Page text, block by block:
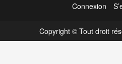
Connexion
Copyright © Tout droit